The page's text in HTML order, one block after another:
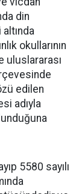
din
okullarının
uluslararası
edilen
adıyla
5580 sayılı